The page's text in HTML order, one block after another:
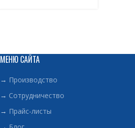
МЕНЮ САЙТА
→ Производство
→ Сотрудничество
→ Прайс-листы